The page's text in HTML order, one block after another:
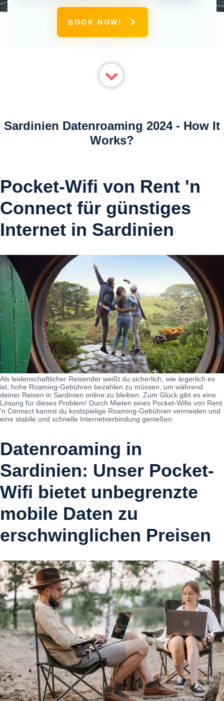
BOOK NOW!
Sardinien Datenroaming 2024 - How It
Works?
Pocket-Wifi von Rent 'n
Connect für günstiges
Internet in Sardinien
Als leidenschaftlicher Reisender weißt du sicherlich, wie ärgerlich es
ist, hohe Roaming-Gebühren bezahlen zu müssen, um während
deiner Reisen in Sardinien online zu bleiben. Zum Glück gibt es eine
Lösung für dieses Problem! Durch Mieten eines Pocket-Wifis von Rent
'n Connect kannst du kostspielige Roaming-Gebühren vermeiden und
eine stabile und schnelle Internetverbindung genießen.
Datenroaming in
Sardinien: Unser Pocket-
Wifi bietet unbegrenzte
mobile Daten zu
erschwinglichen Preisen